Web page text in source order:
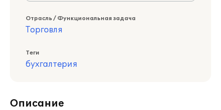
Отрасль / Функциональная задача
Торговля
Теги
бухгалтерия
Описание